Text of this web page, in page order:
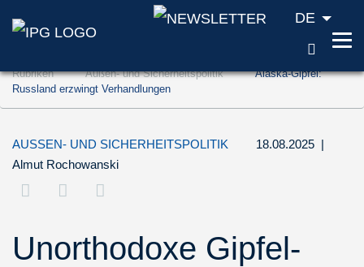
Zum Inhalt springen (Accesskey '1')
Zur Suche springen (Accesskey '2')
DE
Rubriken Außen- und Sicherheitspolitik
Alaska-Gipfel:
Russland erzwingt Verhandlungen
AUSSEN- UND SICHERHEITSPOLITIK 18.08.2025 |
Almut Rochowanski
Unorthodoxe Gipfel-